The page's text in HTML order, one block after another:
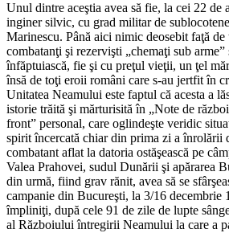
Unul dintre aceştia avea să fie, la cei 22 de
inginer silvic, cu grad militar de
Marinescu. Până aici nimic deosebit faţă
combatanţi şi rezervişti „chemaţi sub arme”
înfăptuiască, fie şi cu preţul vieţii, un ţel
însă de toţi eroii români care s-au jertfit în
Unitatea Neamului este faptul că acesta a
istorie trăită şi mărturisită în „Note de
front” personal, care oglindeşte veridic
spirit încercată chiar din prima zi a înrolării
combatant aflat la datoria ostăşească pe
Valea Prahovei, sudul Dunării şi apărarea
din urmă, fiind grav rănit, avea să se
campanie din Bucureşti, la 3/16 decembrie
împliniţi, după cele 91 de zile de lupte
al Războiului întregirii Neamului la care a